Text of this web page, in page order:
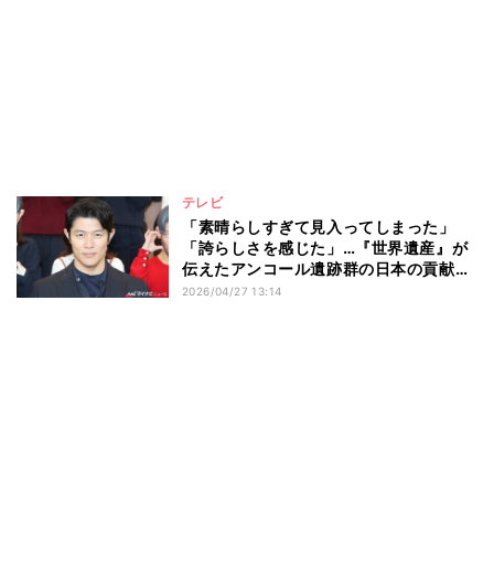
テレビ
「素晴らしすぎて見入ってしまった」
「誇らしさを感じた」…『世界遺産』が
伝えたアンコール遺跡群の日本の貢献に
「感銘」の声も
2026/04/27 13:14